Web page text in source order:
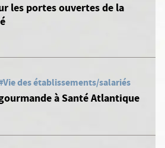
les portes ouvertes de la
des établissements/salariés
à Santé Atlantique